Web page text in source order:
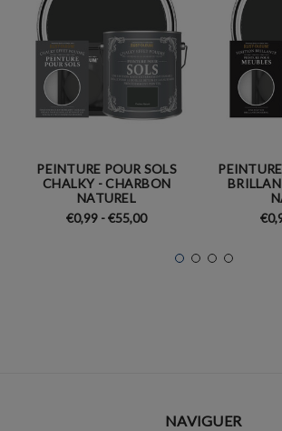
PEINTURE POUR SOLS
CHALKY - CHARBON
NATUREL
€0,99 - €55,00
NAVIGUER